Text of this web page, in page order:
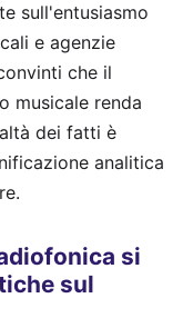
sull'entusiasmo
e agenzie
che il
musicale renda
dei fatti è
analitica
si
sul